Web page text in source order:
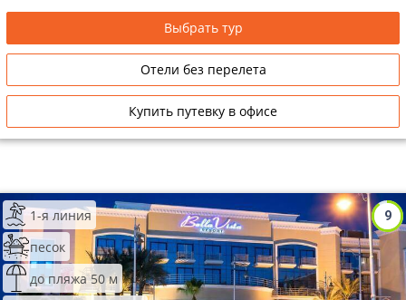
Выбрать тур
Отели без перелета
Купить путевку в офисе
9
1-я линия
песок
до пляжа 50 м